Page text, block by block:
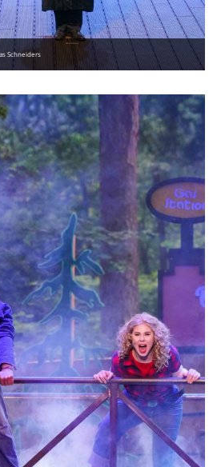
Schneiders